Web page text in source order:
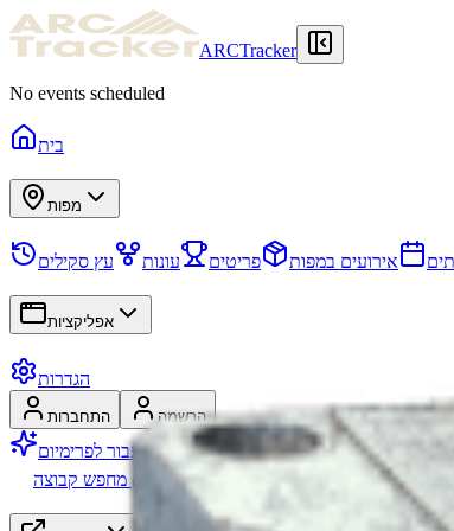
ARCTracker
No events scheduled
בית
מפות
אירועים במפות פריטים עונות עץ סקילים
אפליקציות
הגדרות
התחברות הרשמה
עבור לפרימיום
מחפש קבוצה (LFG)